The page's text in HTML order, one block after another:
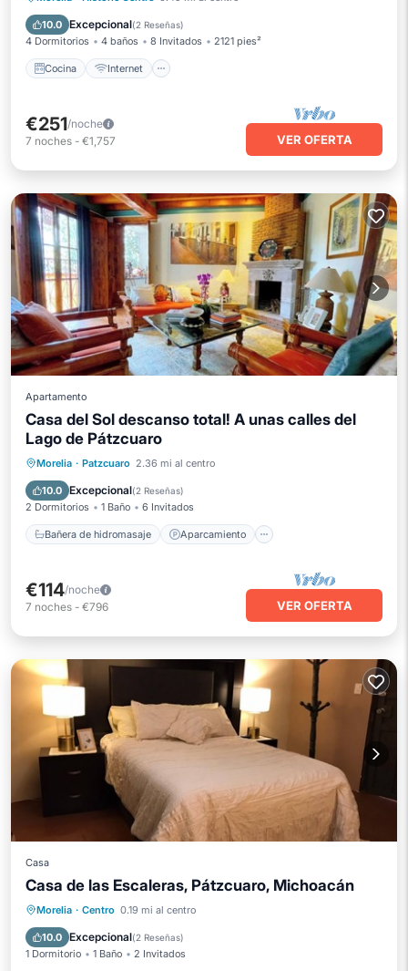
10.0 Excepcional(2 Reseñas)
4 Dormitorios 4 baños 8 Invitados 2121 pies²
Cocina Internet
TV
€251/noche
7 noches - €1,757 VER OFERTA
Apartamento
Casa del Sol descanso total! A unas calles del
Lago de Pátzcuaro
Morelia · Patzcuaro 2.36 mi al centro
10.0 Excepcional(2 Reseñas)
2 Dormitorios 1 Baño 6 Invitados
Bañera de hidromasaje Aparcamiento
Bañera de hidromasaje
Cocina
Internet
€114/noche
7 noches - €796 VER OFERTA
Casa
Casa de las Escaleras, Pátzcuaro, Michoacán
Morelia · Centro 0.19 mi al centro
10.0 Excepcional(2 Reseñas)
1 Dormitorio 1 Baño 2 Invitados
Desayuno
Aparcamiento
Balcón/Terraza